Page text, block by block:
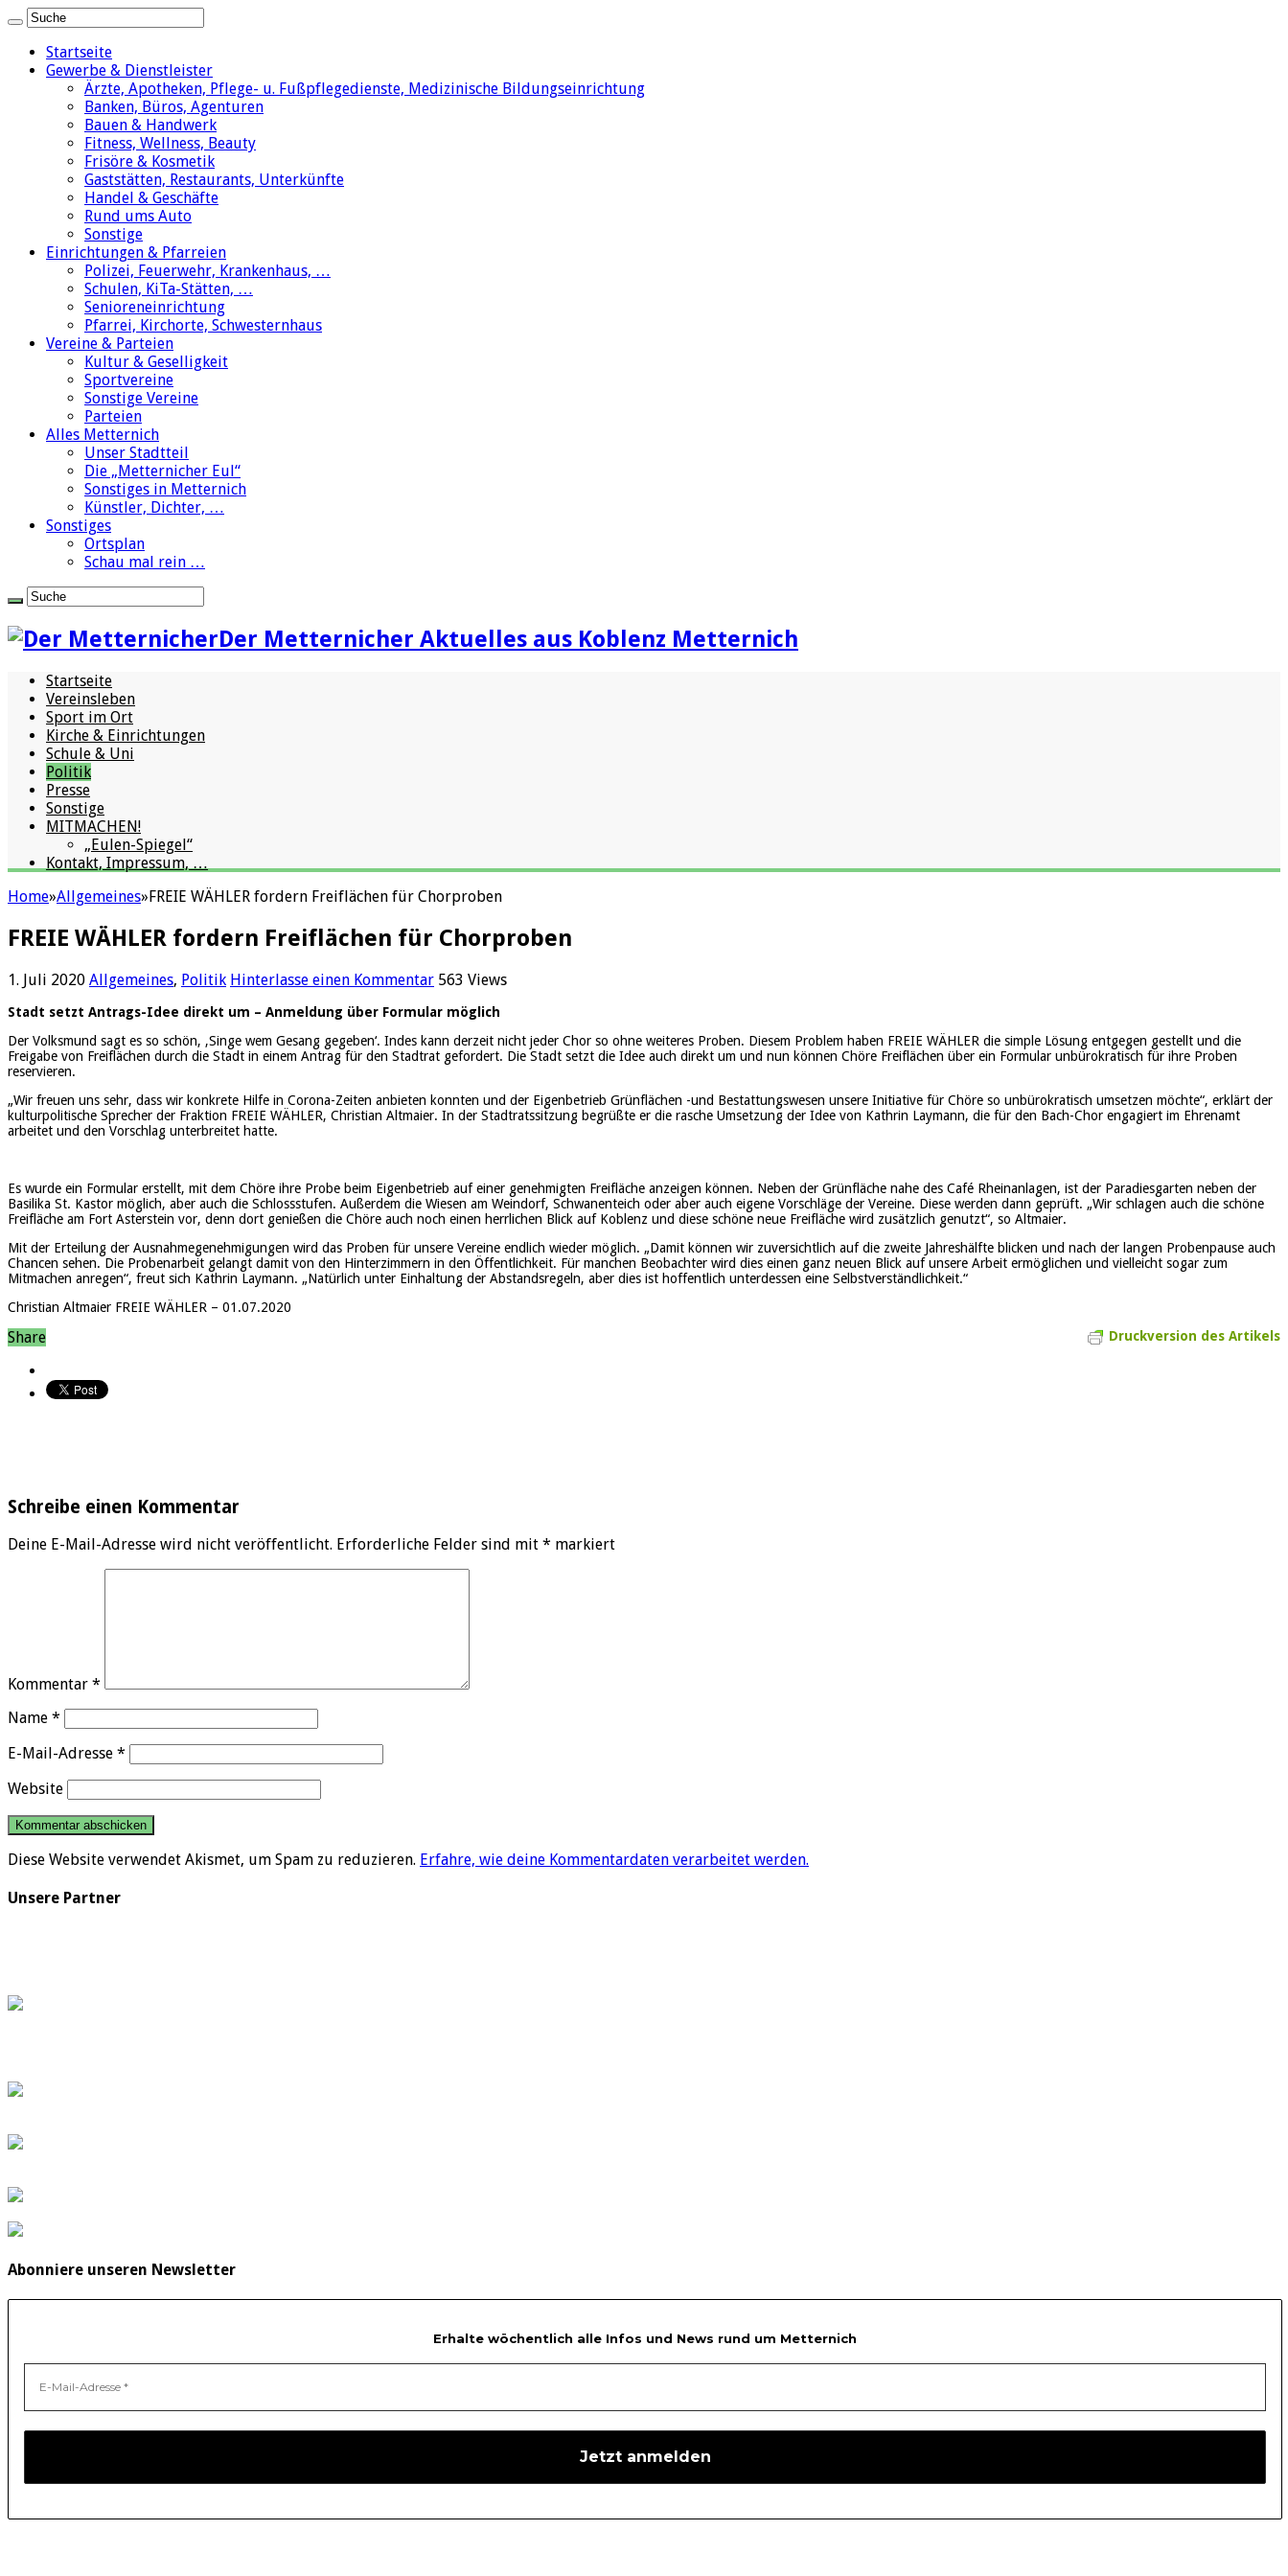
Startseite
Gewerbe & Dienstleister
Ärzte, Apotheken, Pflege- u. Fußpflegedienste, Medizinische Bildungseinrichtung
Banken, Büros, Agenturen
Bauen & Handwerk
Fitness, Wellness, Beauty
Frisöre & Kosmetik
Gaststätten, Restaurants, Unterkünfte
Handel & Geschäfte
Rund ums Auto
Sonstige
Einrichtungen & Pfarreien
Polizei, Feuerwehr, Krankenhaus, …
Schulen, KiTa-Stätten, …
Senioreneinrichtung
Pfarrei, Kirchorte, Schwesternhaus
Vereine & Parteien
Kultur & Geselligkeit
Sportvereine
Sonstige Vereine
Parteien
Alles Metternich
Unser Stadtteil
Die „Metternicher Eul“
Sonstiges in Metternich
Künstler, Dichter, …
Sonstiges
Ortsplan
Schau mal rein …
Der Metternicher Aktuelles aus Koblenz Metternich
Startseite
Vereinsleben
Sport im Ort
Kirche & Einrichtungen
Schule & Uni
Politik
Presse
Sonstige
MITMACHEN!
„Eulen-Spiegel“
Kontakt, Impressum, …
Home»Allgemeines»FREIE WÄHLER fordern Freiflächen für Chorproben
FREIE WÄHLER fordern Freiflächen für Chorproben
1. Juli 2020 Allgemeines, Politik Hinterlasse einen Kommentar 563 Views
Stadt setzt Antrags-Idee direkt um – Anmeldung über Formular möglich
Der Volksmund sagt es so schön, ‚Singe wem Gesang gegeben‘. Indes kann derzeit nicht jeder Chor so ohne weiteres Proben. Diesem Problem haben FREIE WÄHLER die simple Lösung entgegen gestellt und die
Freigabe von Freiflächen durch die Stadt in einem Antrag für den Stadtrat gefordert. Die Stadt setzt die Idee auch direkt um und nun können Chöre Freiflächen über ein Formular unbürokratisch für ihre Proben
reservieren.
„Wir freuen uns sehr, dass wir konkrete Hilfe in Corona-Zeiten anbieten konnten und der Eigenbetrieb Grünflächen -und Bestattungswesen unsere Initiative für Chöre so unbürokratisch umsetzen möchte“, erklärt der
kulturpolitische Sprecher der Fraktion FREIE WÄHLER, Christian Altmaier. In der Stadtratssitzung begrüßte er die rasche Umsetzung der Idee von Kathrin Laymann, die für den Bach-Chor engagiert im Ehrenamt
arbeitet und den Vorschlag unterbreitet hatte.
Es wurde ein Formular erstellt, mit dem Chöre ihre Probe beim Eigenbetrieb auf einer genehmigten Freifläche anzeigen können. Neben der Grünfläche nahe des Café Rheinanlagen, ist der Paradiesgarten neben der
Basilika St. Kastor möglich, aber auch die Schlossstufen. Außerdem die Wiesen am Weindorf, Schwanenteich oder aber auch eigene Vorschläge der Vereine. Diese werden dann geprüft. „Wir schlagen auch die schöne
Freifläche am Fort Asterstein vor, denn dort genießen die Chöre auch noch einen herrlichen Blick auf Koblenz und diese schöne neue Freifläche wird zusätzlich genutzt“, so Altmaier.
Mit der Erteilung der Ausnahmegenehmigungen wird das Proben für unsere Vereine endlich wieder möglich. „Damit können wir zuversichtlich auf die zweite Jahreshälfte blicken und nach der langen Probenpause auch
Chancen sehen. Die Probenarbeit gelangt damit von den Hinterzimmern in den Öffentlichkeit. Für manchen Beobachter wird dies einen ganz neuen Blick auf unsere Arbeit ermöglichen und vielleicht sogar zum
Mitmachen anregen“, freut sich Kathrin Laymann. „Natürlich unter Einhaltung der Abstandsregeln, aber dies ist hoffentlich unterdessen eine Selbstverständlichkeit.“
Christian Altmaier FREIE WÄHLER – 01.07.2020
Druckversion des Artikels
Share
Schreibe einen Kommentar
Deine E-Mail-Adresse wird nicht veröffentlicht. Erforderliche Felder sind mit * markiert
Kommentar *
Name *
E-Mail-Adresse *
Website
Diese Website verwendet Akismet, um Spam zu reduzieren. Erfahre, wie deine Kommentardaten verarbeitet werden.
Unsere Partner
Abonniere unseren Newsletter
Erhalte wöchentlich alle Infos und News rund um Metternich